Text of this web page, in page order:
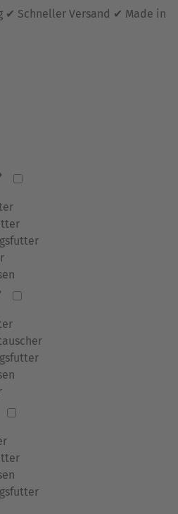
✔ Schneller Versand ✔ Made in